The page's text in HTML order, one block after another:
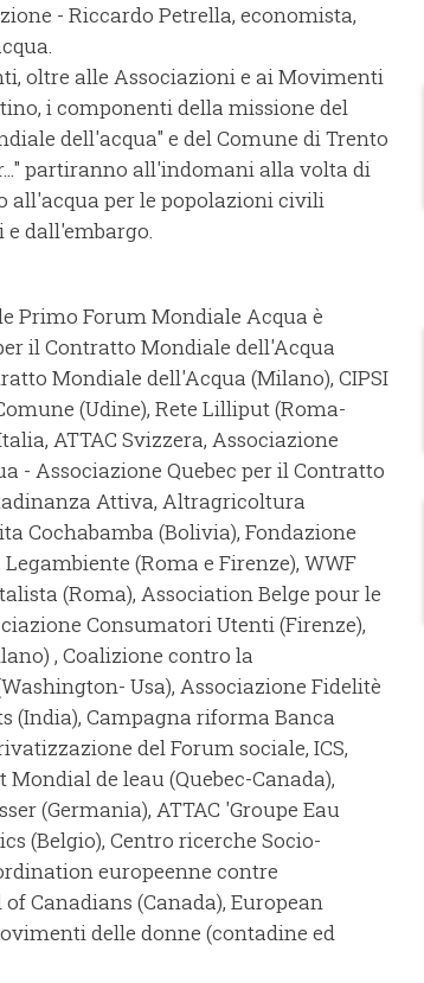
- Riccardo Petrella, economista,
oltre alle Associazioni e ai Movimenti
i componenti della missione del
dell'acqua" e del Comune di Trento
partiranno all'indomani alla volta di
all'acqua per le popolazioni civili
dall'embargo.
Primo Forum Mondiale Acqua è
il Contratto Mondiale dell'Acqua
Mondiale dell'Acqua (Milano), CIPSI
(Udine), Rete Lilliput (Roma-
ATTAC Svizzera, Associazione
- Associazione Quebec per il Contratto
Attiva, Altragricoltura
Cochabamba (Bolivia), Fondazione
(Roma e Firenze), WWF
(Roma), Association Belge pour le
Consumatori Utenti (Firenze),
, Coalizione contro la
Usa), Associazione Fidelitè
(India), Campagna riforma Banca
del Forum sociale, ICS,
de leau (Quebec-Canada),
(Germania), ATTAC 'Groupe Eau
(Belgio), Centro ricerche Socio-
europeenne contre
Canadians (Canada), European
delle donne (contadine ed